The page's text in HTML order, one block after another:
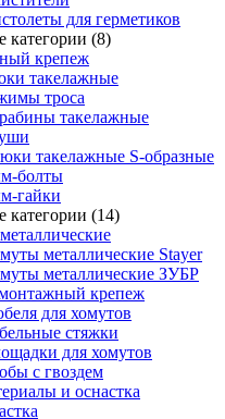
для герметиков
категории (8)
крепеж
такелажные
троса
такелажные
такелажные S-образные
болты
гайки
категории (14)
металлические Stayer
металлические ЗУБР
крепеж
для хомутов
стяжки
для хомутов
с гвоздем
и оснастка